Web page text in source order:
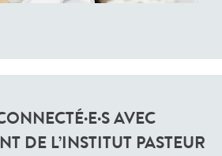
AVEC
DE L’INSTITUT PASTEUR